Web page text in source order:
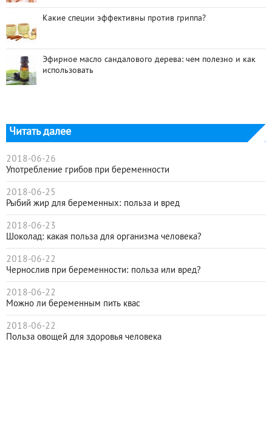
Какие специи эффективны против гриппа?
Эфирное масло сандалового дерева: чем полезно и как
использовать
Читать далее
2018-06-26
Употребление грибов при беременности
2018-06-25
Рыбий жир для беременных: польза и вред
2018-06-23
Шоколад: какая польза для организма человека?
2018-06-22
Чернослив при беременности: польза или вред?
2018-06-22
Можно ли беременным пить квас
2018-06-22
Польза овощей для здоровья человека